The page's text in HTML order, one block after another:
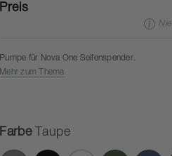
Preis
Pumpe für Nova One Seifenspender.
Mehr zum Thema
Farbe Taupe